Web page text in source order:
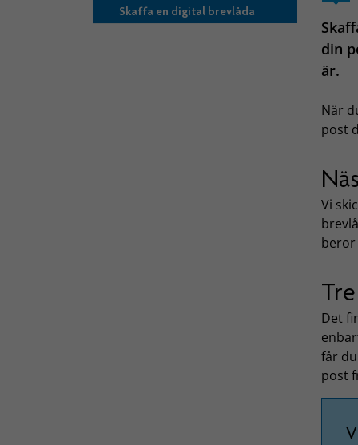
Skaffa en digital brevlåda
din
är.
När
post
Vi
beror
Det
får
post